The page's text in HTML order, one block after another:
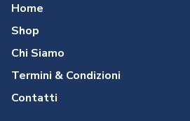
Home
Shop
Chi Siamo
Termini & Condizioni
Contatti